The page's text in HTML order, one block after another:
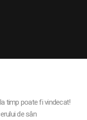
timp poate fi vindecat!
de sân